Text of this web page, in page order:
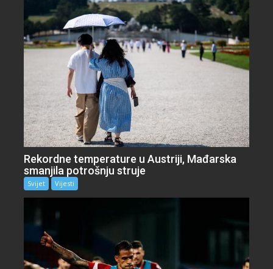
Rekordne temperature u Austriji, Mađarska
smanjila potrošnju struje
Svijet Vijesti